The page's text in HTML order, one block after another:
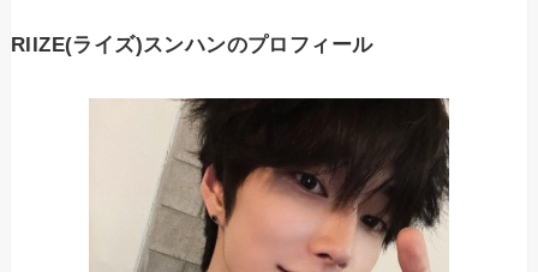
RIIZE(ライズ)スンハンのプロフィール